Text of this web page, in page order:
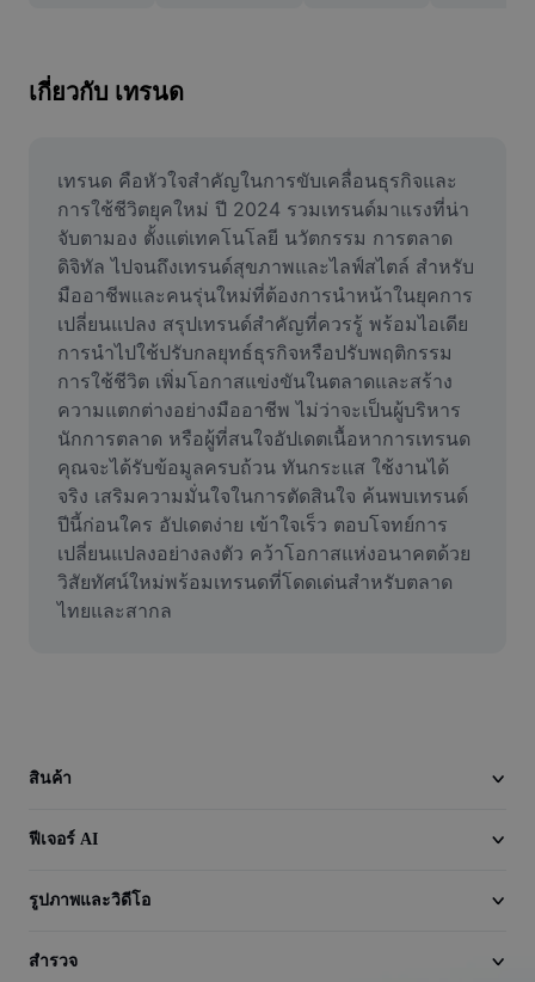
ปรับขนาดรูปภาพ
เครื่องมือสร้างมีม
AI Text Remover
AI People Remover
AI Inpainting
Face Cutout
วิดีโอ
ลบพื้นหลังวิดีโอ
ปรับปรุงคุณภาพ
เครื่องมือตัดต่อวิดีโอ
เครื่องมือแปลงวิดีโอ
เกี่ยวกับ เทรนด
เทรนด คือหัวใจสำคัญในการขับเคลื่อนธุรกิจและ
การใช้ชีวิตยุคใหม่ ปี 2024 รวมเทรนด์มาแรงที่น่า
จับตามอง ตั้งแต่เทคโนโลยี นวัตกรรม การตลาด
ดิจิทัล ไปจนถึงเทรนด์สุขภาพและไลฟ์สไตล์ สำหรับ
มืออาชีพและคนรุ่นใหม่ที่ต้องการนำหน้าในยุคการ
เปลี่ยนแปลง สรุปเทรนด์สำคัญที่ควรรู้ พร้อมไอเดีย
การนำไปใช้ปรับกลยุทธ์ธุรกิจหรือปรับพฤติกรรม
การใช้ชีวิต เพิ่มโอกาสแข่งขันในตลาดและสร้าง
ความแตกต่างอย่างมืออาชีพ ไม่ว่าจะเป็นผู้บริหาร
นักการตลาด หรือผู้ที่สนใจอัปเดตเนื้อหาการเทรนด
คุณจะได้รับข้อมูลครบถ้วน ทันกระแส ใช้งานได้
จริง เสริมความมั่นใจในการตัดสินใจ ค้นพบเทรนด์
ปีนี้ก่อนใคร อัปเดตง่าย เข้าใจเร็ว ตอบโจทย์การ
เปลี่ยนแปลงอย่างลงตัว คว้าโอกาสแห่งอนาคตด้วย
วิสัยทัศน์ใหม่พร้อมเทรนดที่โดดเด่นสำหรับตลาด
ไทยและสากล
สินค้า
ฟีเจอร์ AI
รูปภาพและวิดีโอ
สำรวจ